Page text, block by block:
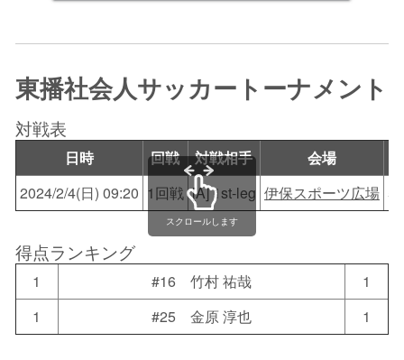
東播社会人サッカートーナメント
対戦表
日時 回戦 対戦相手 会場
2024/2/4(日) 09:20 1回戦 [A] 1st‐leg 伊保スポーツ広場
スクロールします
得点ランキング
1 #16 竹村 祐哉
1
1
#25 金原 淳也 1